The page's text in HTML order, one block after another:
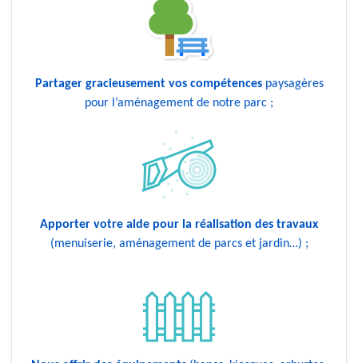
Partager gracieusement vos compétencespaysagères
pour l’aménagement de notre parc ;
Apporter votre aide pour la réalisation des travaux
(menuiserie, aménagement de parcs et jardin…) ;